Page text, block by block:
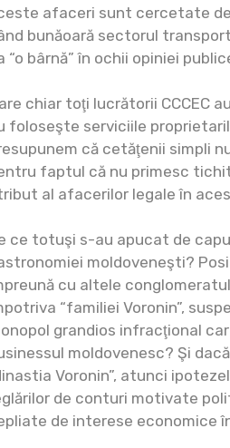
afaceri sunt cercetate
bunăoară sectorul
“o bârnă” în ochii opiniei
chiar toţi lucrătorii CCCEC
foloseşte serviciile
că cetăţenii simpli
faptul că nu primesc
al afacerilor legale în
ce totuşi s-au apucat de
moldoveneşti?
cu altele
“familiei Voronin”,
grandios infracţional
moldovenesc? Şi
Voronin”, atunci
de conturi motivate
de interese economice